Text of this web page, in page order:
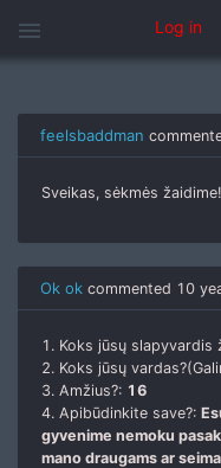
menu Log in
Categories
feelsbaddman
Sveikas, sėkmės žaidime!
Ok ok commented 10
1. Koks jūsų slapyvardis
2. Koks jūsų
3. Amžius?: 16
4. Apibūdinkite save?:
gyvenime nemoku
mano draugams ar